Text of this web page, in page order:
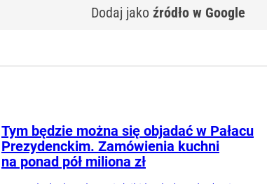
Dodaj jako źródło w Google
Tym będzie można się objadać w Pałacu
Prezydenckim. Zamówienia kuchni
na ponad pół miliona zł